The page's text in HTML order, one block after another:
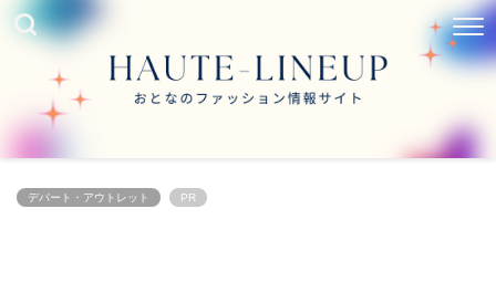
デパート・アウトレット PR